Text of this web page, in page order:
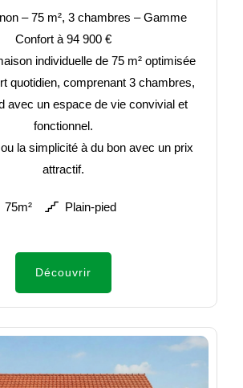
– 75 m², 3 chambres – Gamme
Confort à 94 900 €
individuelle de 75 m² optimisée
quotidien, comprenant 3 chambres,
avec un espace de vie convivial et
fonctionnel.
la simplicité à du bon avec un prix
attractif.
75m²
Plain-pied
Découvrir